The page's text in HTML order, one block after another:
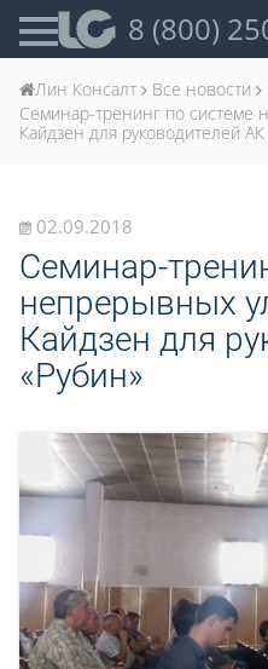
8 (800)
Лин Консалт
Все новости
Семинар-тренинг по системе
Кайдзен для руководителей АК
02.09.2018
Семинар-
непрерывных
Кайдзен для
«Рубин»